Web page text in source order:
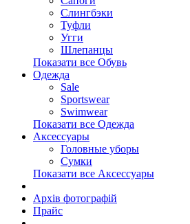
Слингбэки
Туфли
Угги
Шлепанцы
Показати все Обувь
Одежда
Sale
Sportswear
Swimwear
Показати все Одежда
Аксессуары
Головные уборы
Сумки
Показати все Аксессуары
Архів фотографій
Прайс